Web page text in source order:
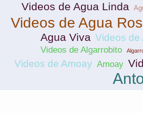
Videos de Agua Linda
Videos de Agua
Agua Viva Videos de
Videos de Algarrobito
Videos de Amoay Amoay